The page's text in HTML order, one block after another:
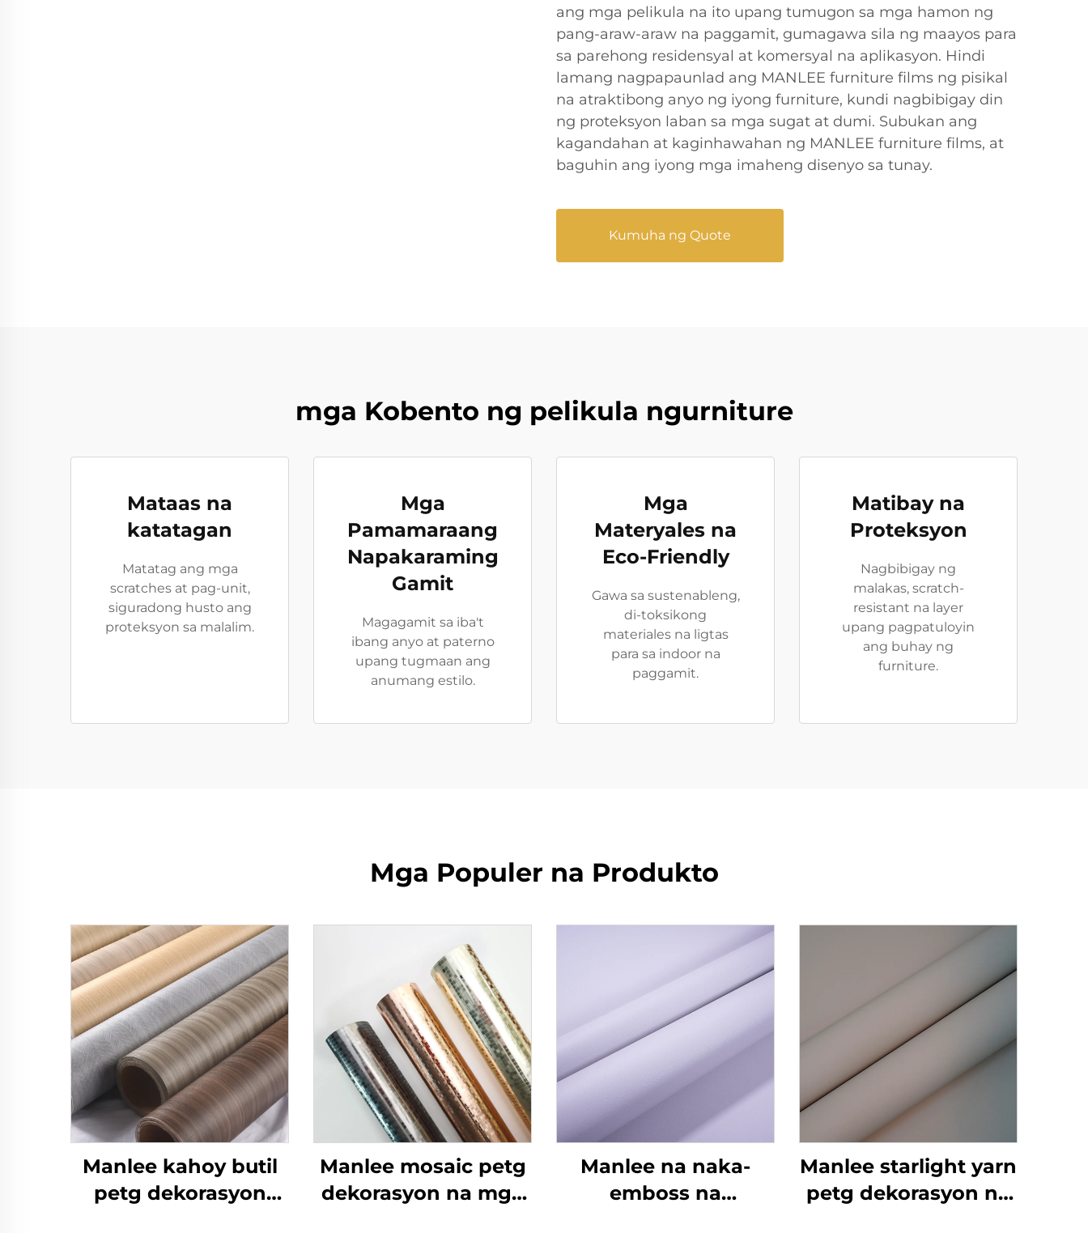
ang mga pelikula na ito upang tumugon sa mga hamon ng
pang-araw-araw na paggamit, gumagawa sila ng maayos para
sa parehong residensyal at komersyal na aplikasyon. Hindi
lamang nagpapaunlad ang MANLEE furniture films ng pisikal
na atraktibong anyo ng iyong furniture, kundi nagbibigay din
ng proteksyon laban sa mga sugat at dumi. Subukan ang
kagandahan at kaginhawahan ng MANLEE furniture films, at
baguhin ang iyong mga imaheng disenyo sa tunay.
Kumuha ng Quote
mga Kobento ng pelikula ngurniture
Mataas na
katatagan
Matatag ang mga
scratches at pag-unit,
siguradong husto ang
proteksyon sa malalim.
Mga
Pamamaraang
Napakaraming
Gamit
Magagamit sa iba't
ibang anyo at paterno
upang tugmaan ang
anumang estilo.
Mga
Materyales na
Eco-Friendly
Gawa sa sustenableng,
di-toksikong
materiales na ligtas
para sa indoor na
paggamit.
Matibay na
Proteksyon
Nagbibigay ng
malakas, scratch-
resistant na layer
upang pagpatuloyin
ang buhay ng
furniture.
Mga Populer na Produkto
Manlee kahoy butil
petg dekorasyon
Manlee mosaic petg
dekorasyon na mga
Manlee na naka-
emboss na
Manlee starlight yarn
petg dekorasyon na